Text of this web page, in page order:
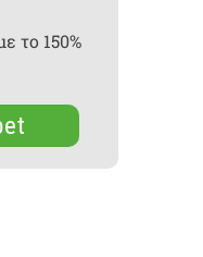
το 150%